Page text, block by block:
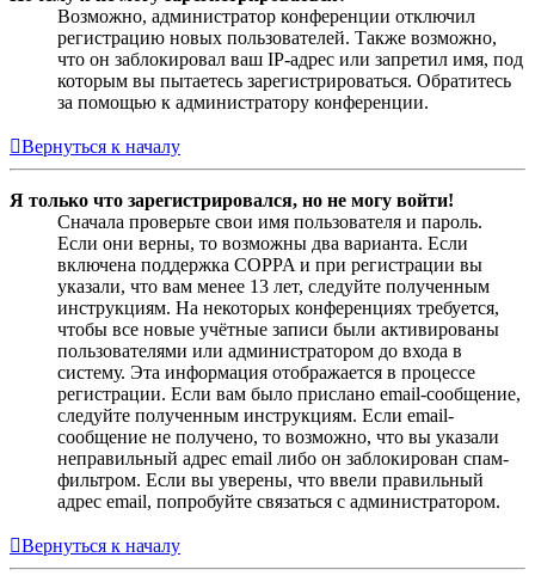
Возможно, администратор конференции отключил
регистрацию новых пользователей. Также возможно,
что он заблокировал ваш IP-адрес или запретил имя, под
которым вы пытаетесь зарегистрироваться. Обратитесь
за помощью к администратору конференции.
Вернуться к началу
Я только что зарегистрировался, но не могу войти!
Сначала проверьте свои имя пользователя и пароль.
Если они верны, то возможны два варианта. Если
включена поддержка COPPA и при регистрации вы
указали, что вам менее 13 лет, следуйте полученным
инструкциям. На некоторых конференциях требуется,
чтобы все новые учётные записи были активированы
пользователями или администратором до входа в
систему. Эта информация отображается в процессе
регистрации. Если вам было прислано email-сообщение,
следуйте полученным инструкциям. Если email-
сообщение не получено, то возможно, что вы указали
неправильный адрес email либо он заблокирован спам-
фильтром. Если вы уверены, что ввели правильный
адрес email, попробуйте связаться с администратором.
Вернуться к началу